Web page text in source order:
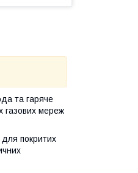
та гаряче
газових мереж
для покритих